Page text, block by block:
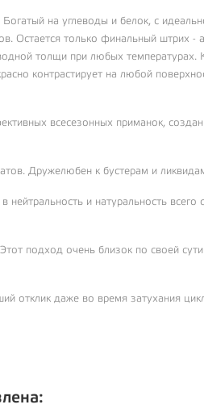
на углеводы и белок, с
Остается только финальный штрих -
толщи при любых температурах.
контрастирует на любой
всесезонных приманок,
Дружелюбен к бустерам и
и натуральность всего
подход очень близок по своей
отклик даже во время затухания